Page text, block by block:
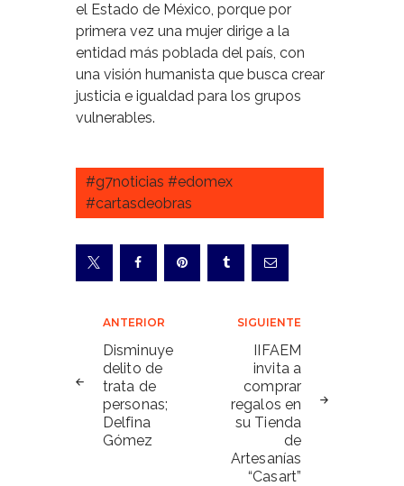
el Estado de México, porque por
primera vez una mujer dirige a la
entidad más poblada del país, con
una visión humanista que busca crear
justicia e igualdad para los grupos
vulnerables.
#g7noticias #edomex
#cartasdeobras
Navegación
de
entradas
ANTERIOR
Disminuye
delito de
trata de
personas;
Delfina
Gómez
SIGUIENTE
IIFAEM
invita a
comprar
regalos en
su Tienda
de
Artesanías
“Casart”